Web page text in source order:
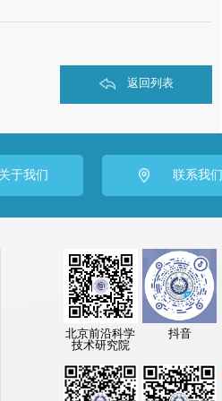
返回列表
于我们 联系我们
北京前沿科学
技术研究院
抖音